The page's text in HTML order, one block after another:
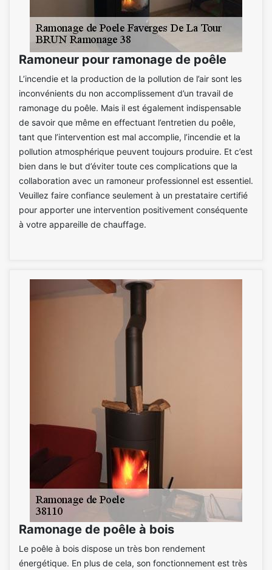
Ramoneur pour ramonage de poêle
L’incendie et la production de la pollution de l’air sont les
inconvénients du non accomplissement d’un travail de
ramonage du poêle. Mais il est également indispensable
de savoir que même en effectuant l’entretien du poêle,
tant que l’intervention est mal accomplie, l’incendie et la
pollution atmosphérique peuvent toujours produire. Et c’est
bien dans le but d’éviter toute ces complications que la
collaboration avec un ramoneur professionnel est essentiel.
Veuillez faire confiance seulement à un prestataire certifié
pour apporter une intervention positivement conséquente
à votre appareille de chauffage.
Ramonage de poêle à bois
Le poêle à bois dispose un très bon rendement
énergétique. En plus de cela, son fonctionnement est très